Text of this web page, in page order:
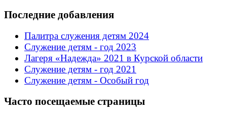
Последние добавления
Палитра служения детям 2024
Служение детям - год 2023
Лагеря «Надежда» 2021 в Курской области
Служение детям - год 2021
Служение детям - Особый год
Часто посещаемые страницы